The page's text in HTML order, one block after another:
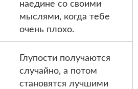
наедине со своими
мыслями, когда тебе
очень плохо.
Глупости получаются
случайно, а потом
становятся лучшими